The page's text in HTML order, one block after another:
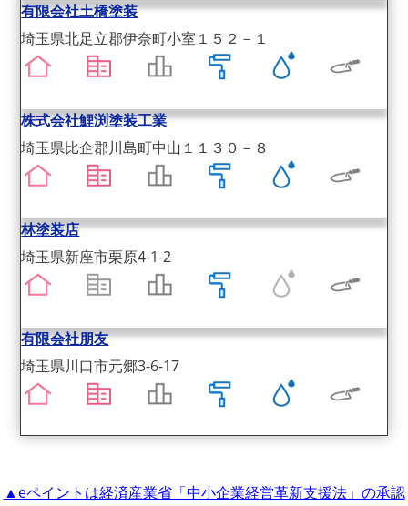
有限会社土橋塗装
埼玉県北足立郡伊奈町小室１５２－１
株式会社鯉渕塗装工業
埼玉県比企郡川島町中山１１３０－８
林塗装店
埼玉県新座市栗原4-1-2
有限会社朋友
埼玉県川口市元郷3-6-17
▲eペイントは経済産業省「中小企業経営革新支援法」の承認